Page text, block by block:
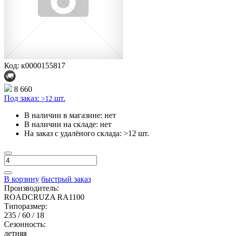
Код: к0000155817
8 660
Под заказ: >12 шт.
В наличии в магазине: нет
В наличии на складе: нет
На заказ с удалёного склада: >12 шт.
В корзину быстрый заказ
Производитель:
ROADCRUZA RA1100
Типоразмер:
235 / 60 / 18
Сезонность:
летняя